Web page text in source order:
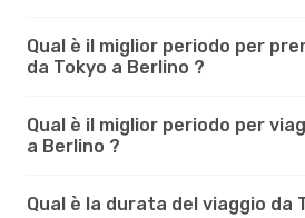
Qual è il miglior periodo per
da Tokyo a Berlino ?
Qual è il miglior periodo per
a Berlino ?
Qual è la durata del viaggio da